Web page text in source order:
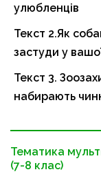
улюбленців
Текст 2.Як
застуди у
Текст 3.
набирають
Тематика
(7-8 клас)